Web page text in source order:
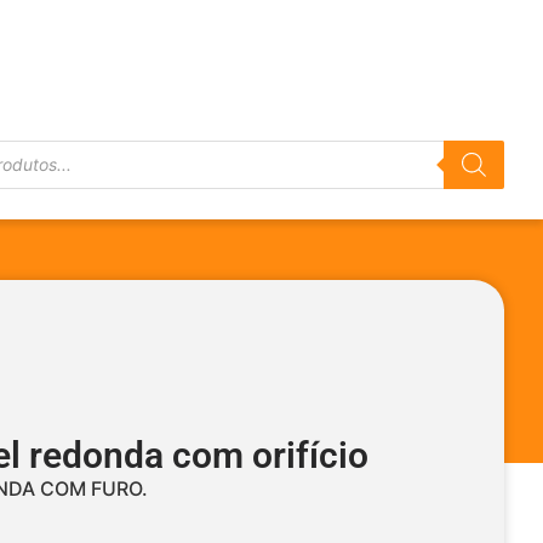
redonda com orifício
COM FURO.